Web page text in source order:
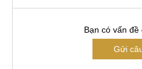
Bạn có vấn
Gửi